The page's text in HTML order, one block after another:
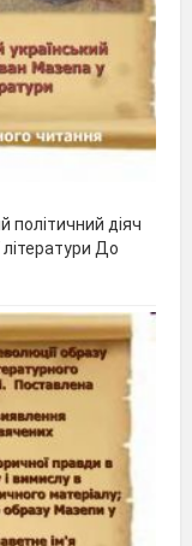
політичний діяч
До